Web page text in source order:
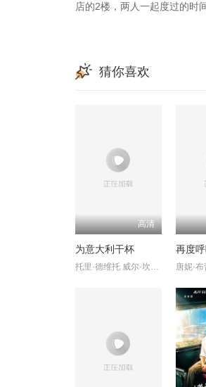
店的2楼，两人一起度过的时
猜你喜欢
高清
为意大利干杯
托里·德维托 威尔·坎普 莉莉·奈特
再度